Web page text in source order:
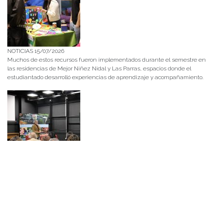
NOTICIAS 15/07/2026
Muchos de estos recursos fueron implementados durante el semestre en
las residencias de Mejor Niñez Nidal y Las Parras, espacios donde el
estudiantado desarrolló experiencias de aprendizaje y acompañamiento.